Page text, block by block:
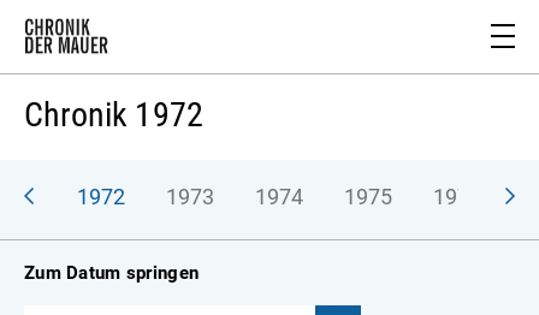
Chronik 1972
1972 1973 1974 1975 1976
Zum Datum springen